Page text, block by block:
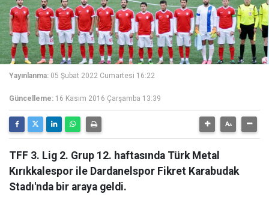
Yayınlanma: 05 Şubat 2022 Cumartesi 16:22
Güncelleme: 16 Kasım 2016 Çarşamba 13:39
TFF 3. Lig 2. Grup 12. haftasında Türk Metal
Kırıkkalespor ile Dardanelspor Fikret Karabudak
Stadı'nda bir araya geldi.